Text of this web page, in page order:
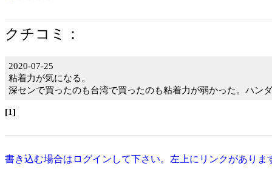
クチコミ：
2020-07-25
粘着力が気になる。
深センで買ったのも台湾で買ったのも粘着力が弱かった。ハン
[1]
書き込む場合はログインして下さい。左上にリンクがありま